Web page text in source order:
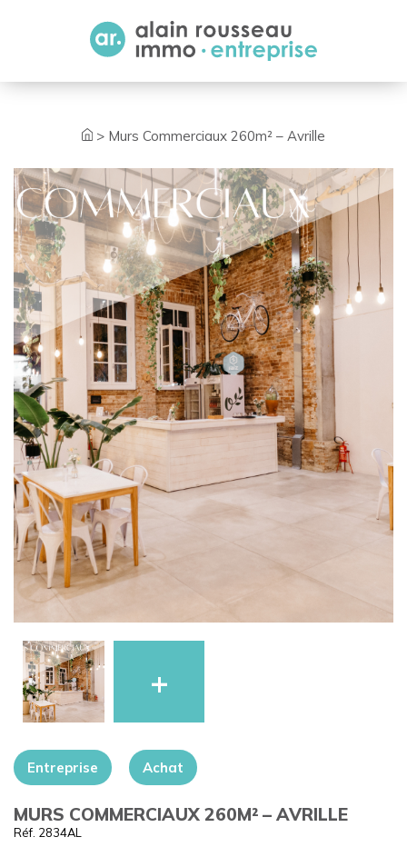
> Murs Commerciaux 260m² – Avrille
+
Entreprise Achat
MURS COMMERCIAUX 260M² – AVRILLE
Réf. 2834AL